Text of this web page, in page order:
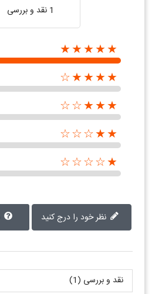
1 نقد و بررسی
★★★★★
★★★★☆
★★★☆☆
★★☆☆☆
★☆☆☆☆
نقد و بررسی‌‌ (1)